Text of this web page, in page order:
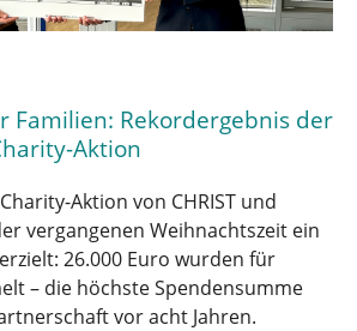
Familien: Rekordergebnis der
Aktion
Aktion von CHRIST und
vergangenen Weihnachtszeit ein
26.000 Euro wurden für
– die höchste Spendensumme
vor acht Jahren.